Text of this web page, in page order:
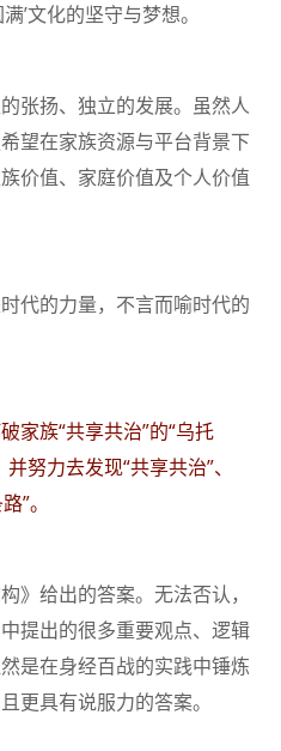
’文化的坚守与梦想。
张扬、独立的发展。虽然人
望在家族资源与平台背景下
价值、家庭价值及个人价值
代的力量，不言而喻时代的
家族“共享共治”的“乌托
努力去发现“共享共治”、
”。
》给出的答案。无法否认，
提出的很多重要观点、逻辑
是在身经百战的实践中锤炼
更具有说服力的答案。